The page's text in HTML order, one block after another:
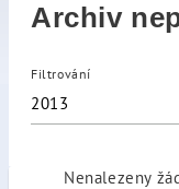
Archiv
Filtrování
2013
Nenalezeny